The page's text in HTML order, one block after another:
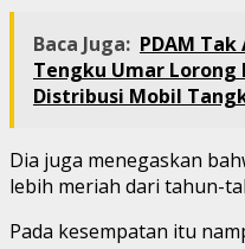
Baca Juga: PDAM
Tengku Umar
Distribusi Mobil
Dia juga menegaskan
lebih meriah dari tahun-
Pada kesempatan itu